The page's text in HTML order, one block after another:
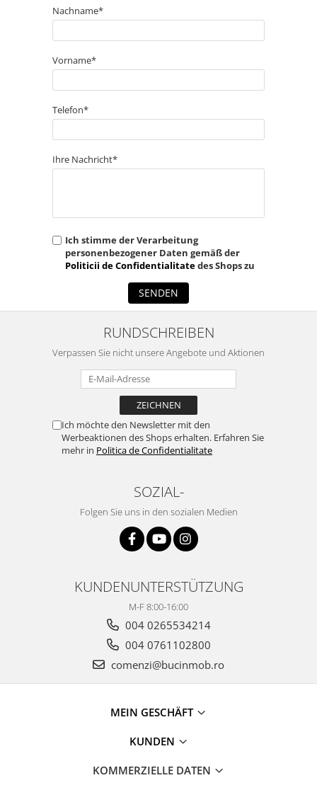
Nachname*
Vorname*
Telefon*
Ihre Nachricht*
Ich stimme der Verarbeitung
personenbezogener Daten gemäß der
Politicii de Confidentialitatedes Shops zu
SENDEN
RUNDSCHREIBEN
Verpassen Sie nicht unsere Angebote und Aktionen
Ich möchte den Newsletter mit den
Werbeaktionen des Shops erhalten. Erfahren Sie
mehr in Politica de Confidentialitate
SOZIAL-
Folgen Sie uns in den sozialen Medien
KUNDENUNTERSTÜTZUNG
M-F 8:00-16:00
004 0265534214
004 0761102800
comenzi@bucinmob.ro
MEIN GESCHÄFT
KUNDEN
KOMMERZIELLE DATEN